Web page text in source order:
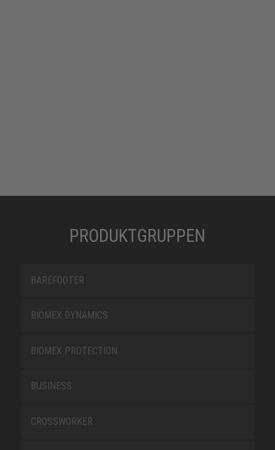
PRODUKTGRUPPEN
BAREFOOTER
BIOMEX DYNAMICS
BIOMEX PROTECTION
BUSINESS
CROSSWORKER